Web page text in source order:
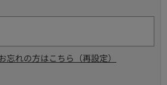
忘れの方はこちら（再設定）